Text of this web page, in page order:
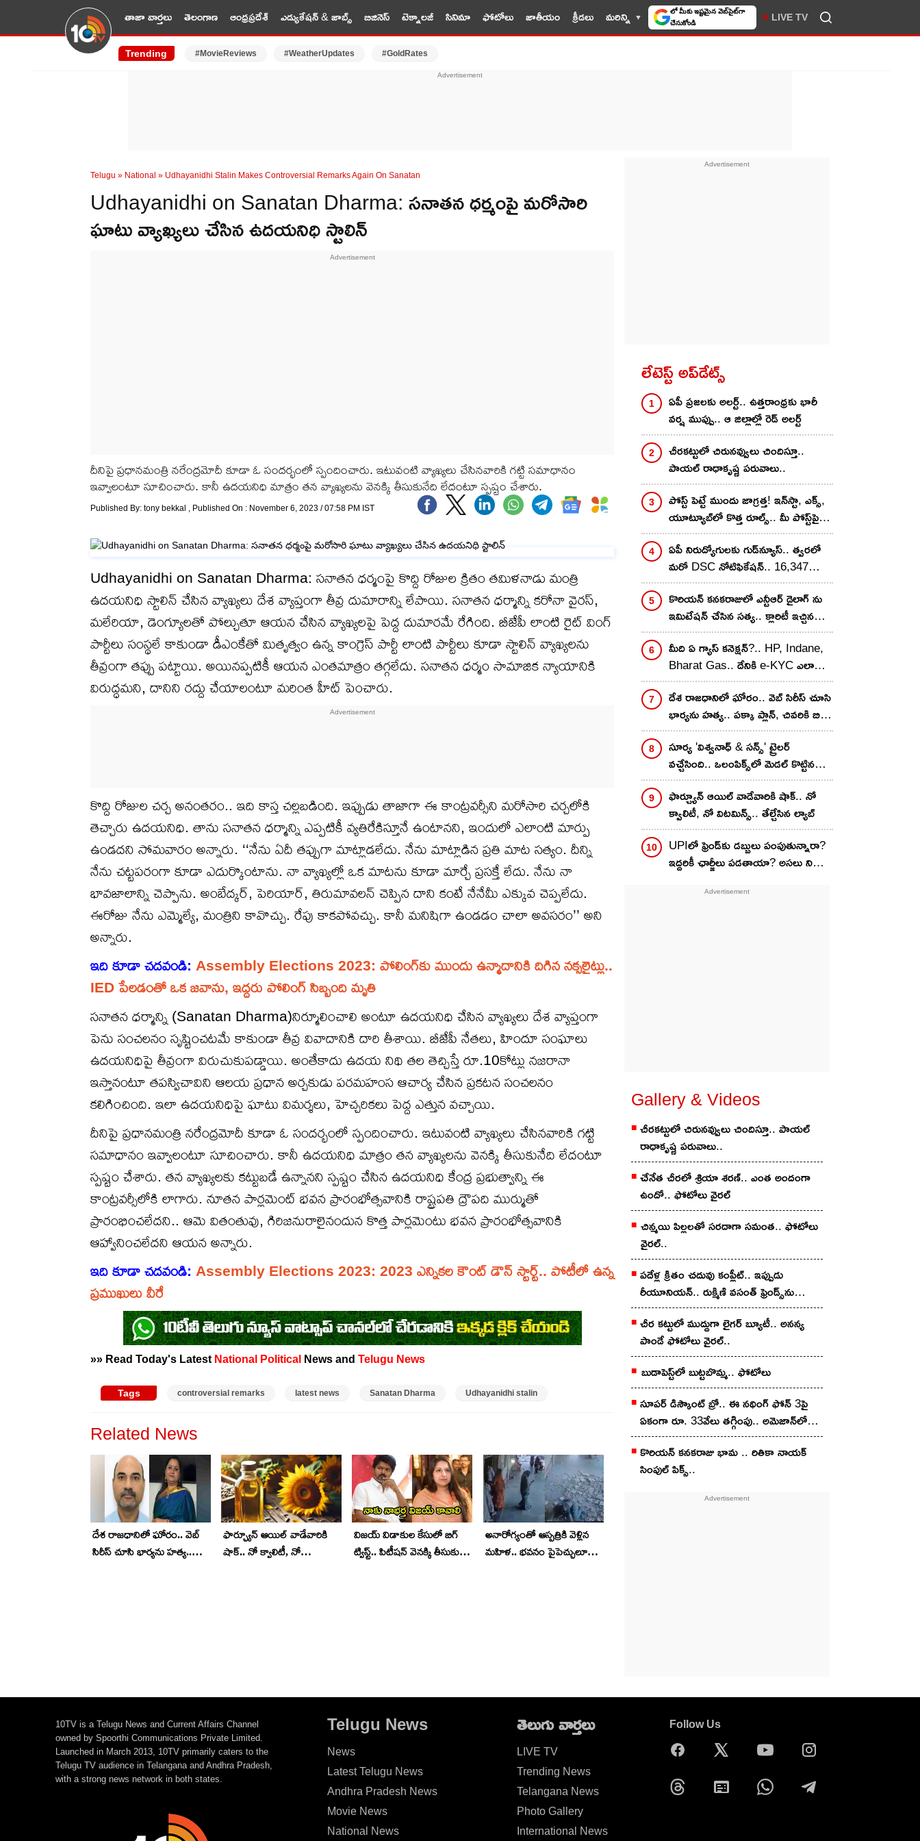
తాజా వార్తలు తెలంగాణ ఆంధ్రప్రదేశ్ ఎడ్యుకేషన్ & జాబ్స్ బిజినెస్ టెక్నాలజీ సినిమా ఫోటోలు జాతీయం క్రీడలు మరిన్ని
లో మీకు ఇష్టమైన వెబ్‌సైట్‌గా
చేసుకోండి
LIVE TV
Trending #MovieReviews #WeatherUpdates #GoldRates
Telugu » National » Udhayanidhi Stalin Makes Controversial Remarks Again On Sanatan
Udhayanidhi on Sanatan Dharma: సనాతన ధర్మంపై మరోసారి
ఘాటు వ్యాఖ్యలు చేసిన ఉదయనిధి స్టాలిన్
దీనిపై ప్రధానమంత్రి నరేంద్రమోదీ కూడా ఓ సందర్భంలో స్పందించారు. ఇటువంటి వ్యాఖ్యలు చేసినవారికి గట్టి సమాధానం
ఇవ్వాలంటూ సూచించారు. కానీ ఉదయనిధి మాత్రం తన వ్యాఖ్యలను వెనక్కి తీసుకునేది లేదంటూ స్పష్టం చేశారు.
Published By: tony bekkal , Published On : November 6, 2023 / 07:58 PM IST
Udhayanidhi on Sanatan Dharma: సనాతన ధర్మంపై కొద్ది రోజుల క్రితం తమిళనాడు మంత్రి
ఉదయనిధి స్టాలిన్ చేసిన వ్యాఖ్యలు దేశ వ్యాప్తంగా తీవ్ర దుమారాన్ని లేపాయి. సనాతన ధర్మాన్ని కరోనా వైరస్,
మలేరియా, డెంగ్యూలతో పోల్చుతూ ఆయన చేసిన వ్యాఖ్యలపై పెద్ద దుమారమే రేగింది. బీజేపీ లాంటి రైట్ వింగ్
పార్టీలు సంస్థలే కాకుండా డీఎంకేతో మితృత్వం ఉన్న కాంగ్రెస్ పార్టీ లాంటి పార్టీలు కూడా స్టాలిన్ వ్యాఖ్యలను
తీవ్రంగా తప్పు పట్టాయి. అయినప్పటికీ ఆయన ఎంతమాత్రం తగ్గలేదు. సనాతన ధర్మం సామాజిక న్యాయానికి
విరుద్ధమని, దానిని రద్దు చేయాలంటూ మరింత హీట్ పెంచారు.
కొద్ది రోజుల చర్చ అనంతరం.. ఇది కాస్త చల్లబడింది. ఇప్పుడు తాజాగా ఈ కాంట్రవర్సీని మరోసారి చర్చలోకి
తెచ్చారు ఉదయనిధి. తాను సనాతన ధర్మాన్ని ఎప్పటికీ వ్యతిరేకిస్తూనే ఉంటానని, ఇందులో ఎలాంటి మార్పు
ఉండదని సోమవారం అన్నారు. ‘‘నేను ఏదీ తప్పుగా మాట్లాడలేదు. నేను మాట్లాడిన ప్రతి మాట సత్యం. దీన్ని
నేను చట్టపరంగా కూడా ఎదుర్కొంటాను. నా వ్యాఖ్యల్లో ఒక మాటను కూడా మార్చే ప్రసక్తే లేదు. నేను నా
భావజాలాన్ని చెప్పాను. అంబేద్కర్, పెరియార్, తిరుమావలన్ చెప్పిన దాని కంటే నేనేమీ ఎక్కువ చెప్పలేదు.
ఈరోజు నేను ఎమ్మెల్యే, మంత్రిని కావొచ్చు. రేపు కాకపోవచ్చు. కానీ మనిషిగా ఉండడం చాలా అవసరం’’ అని
అన్నారు.
ఇది కూడా చదవండి: Assembly Elections 2023: పోలింగ్‭కు ముందు ఉన్మాదానికి దిగిన నక్సలైట్లు..
IED పేలడంతో ఒక జవాను, ఇద్దరు పోలింగ్ సిబ్బంది మృతి
సనాతన ధర్మాన్ని (Sanatan Dharma)నిర్మూలించాలి అంటూ ఉదయనిధి చేసిన వ్యాఖ్యలు దేశ వ్యాప్తంగా
పెను సంచలనం సృష్టించటమే కాకుండా తీవ్ర వివాదానికి దారి తీశాయి. బీజేపీ నేతలు, హిందూ సంఘాలు
ఉదయనిధిపై తీవ్రంగా విరుచుకుపడ్డాయి. అంతేకాదు ఉదయ నిథి తల తెచ్చిస్తే రూ.10కోట్లు నజరానా
ఇస్తానంటూ తపస్విచావిని ఆలయ ప్రధాన అర్చకుడు పరమహంస ఆచార్య చేసిన ప్రకటన సంచలనం
కలిగించింది. ఇలా ఉదయనిధిపై ఘాటు విమర్శలు, హెచ్చరికలు పెద్ద ఎత్తున వచ్చాయి.
దీనిపై ప్రధానమంత్రి నరేంద్రమోదీ కూడా ఓ సందర్భంలో స్పందించారు. ఇటువంటి వ్యాఖ్యలు చేసినవారికి గట్టి
సమాధానం ఇవ్వాలంటూ సూచించారు. కానీ ఉదయనిధి మాత్రం తన వ్యాఖ్యలను వెనక్కి తీసుకునేది లేదంటూ
స్పష్టం చేశారు. తన వ్యాఖ్యలకు కట్టుబడే ఉన్నానని స్పష్టం చేసిన ఉదయనిధి కేంద్ర ప్రభుత్వాన్ని ఈ
కాంట్రవర్సీలోకి లాగారు. నూతన పార్లమెంట్ భవన ప్రారంభోత్సవానికి రాష్ట్రపతి ద్రౌపది ముర్ముతో
ప్రారంభించలేదని.. ఆమె వితంతువు, గిరిజనురాలైనందున కొత్త పార్లమెంటు భవన ప్రారంభోత్సవానికి
ఆహ్వానించలేదని ఆయన అన్నారు.
ఇది కూడా చదవండి: Assembly Elections 2023: 2023 ఎన్నికల కౌంట్ డౌన్ స్టార్ట్.. పోటీలో ఉన్న
ప్రముఖులు వీరే
»» Read Today's Latest National Political News and Telugu News
Tags controversial remarks latest news Sanatan Dharma Udhayanidhi stalin
Related News
దేశ రాజధానిలో ఘోరం.. వెబ్
సిరీస్ చూసి భార్యను హత్య..
ఫార్చ్యూన్ ఆయిల్ వాడేవారికి
షాక్.. నో క్వాలిటీ, నో
విజయ్ విడాకుల కేసులో బిగ్
ట్విస్ట్.. పిటీషన్ వెనక్కి తీసుకున్న
అనారోగ్యంతో ఆస్పత్రికి వెళ్లిన
మహిళ.. భవనం పైపెచ్చులూడి
లేటెస్ట్ అప్‌డేట్స్
ఏపీ ప్రజలకు అలర్ట్.. ఉత్తరాంధ్రకు భారీ
వర్ష ముప్పు.. ఆ జిల్లాల్లో రెడ్ అలర్ట్
చీరకట్టులో చిరునవ్వులు చిందిస్తూ..
పాయల్ రాధాకృష్ణ పరువాలు..
పోస్ట్ పెట్టే ముందు జాగ్రత్త! ఇన్‌స్టా, ఎక్స్,
యూట్యూబ్‌లో కొత్త రూల్స్.. మీ పోస్ట్‌పై 2
గంటల్లోనే యాక్షన్?
ఏపీ నిరుద్యోగులకు గుడ్‌న్యూస్.. త్వరలో
మరో DSC నోటిఫికేషన్.. 16,347
పోస్టుల భర్తీ
కొరియన్ కనకరాజులో ఎన్టీఆర్ డైలాగ్ ను
ఇమిటేషన్ చేసిన సత్య.. క్లారిటీ ఇచ్చిన
వరుణ్ తేజ్..
మీది ఏ గ్యాస్ కనెక్షన్?.. HP, Indane,
Bharat Gas.. దేనికి e-KYC ఎలా
చేయాలి? స్టెప్ బై స్టెప్
దేశ రాజధానిలో ఘోరం.. వెబ్ సిరీస్ చూసి
భార్యను హత్య.. పక్కా ప్లాన్, చివరికి బిగ్
ట్విస్ట్
సూర్య 'విశ్వనాధ్ & సన్స్' ట్రైలర్
వచ్చేసింది.. ఒలంపిక్స్‌లో మెడల్ కొట్టిన
హీరో కొడుక్కి ఉన్న సమస్య ఏంటి?
ఫార్చ్యూన్ ఆయిల్ వాడేవారికి షాక్.. నో
క్వాలిటీ, నో విటమిన్స్.. తేల్చేసిన ల్యాబ్
UPIలో ఫ్రెండ్‌కు డబ్బులు పంపుతున్నారా?
ఇద్దరికీ ఛార్జీలు పడతాయా? అసలు నిజం
Gallery & Videos
చీరకట్టులో చిరునవ్వులు చిందిస్తూ.. పాయల్
రాధాకృష్ణ పరువాలు..
చేనేత చీర‌లో శ్రియా శ‌ర‌ణ్‌.. ఎంత అందంగా
ఉందో.. ఫోటోలు వైర‌ల్
చిన్మ‌యి పిల్ల‌ల‌తో స‌ర‌దాగా సమంత‌.. ఫోటోలు
వైర‌ల్..
ప‌దేళ్ల క్రితం చ‌దువు కంప్లీట్.. ఇప్పుడు
రీయూనియన్.. రుక్మిణి వసంత్ ఫ్రెండ్స్‌ను
చూశారా?
చీర క‌ట్టులో ముద్దుగా లైగ‌ర్ బ్యూటీ.. అన‌న్య
పాండే ఫోటోలు వైర‌ల్..
బుడాపెస్ట్‌లో బుట్టబొమ్మ‌.. ఫోటోలు
సూపర్ డిస్కౌంట్ బ్రో.. ఈ నథింగ్ ఫోన్ 3పై
ఏకంగా రూ. 33వేలు తగ్గింపు.. అమెజాన్‌లో
ఇలా కొన్నారంటే?
కొరియన్‌ కనకరాజు భామ .. రితికా నాయ‌క్
సింపుల్ పిక్స్‌..
10TV is a Telugu News and Current Affairs Channel
owned by Spoorthi Communications Private Limited.
Launched in March 2013, 10TV primarily caters to the
Telugu TV audience in Telangana and Andhra Pradesh,
with a strong news network in both states.
Telugu News
News
Latest Telugu News
Andhra Pradesh News
Movie News
National News
తెలుగు వార్తలు
LIVE TV
Trending News
Telangana News
Photo Gallery
International News
Follow Us